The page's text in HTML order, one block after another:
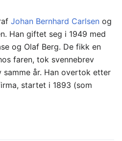
Johan Bernhard Carlsen og
Han giftet seg i 1949 med
og Olaf Berg. De fikk en
faren, tok svennebrev
samme år. Han overtok etter
startet i 1893 (som